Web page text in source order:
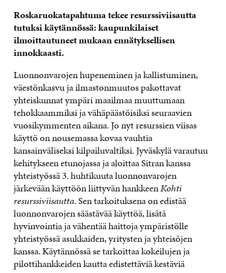
Roskaruokatapahtuma tekee resurssiviisautta
tutuksi käytännössä: kaupunkilaiset
ilmoittautuneet mukaan ennätyksellisen
innokkaasti.
Luonnonvarojen hupeneminen ja kallistuminen,
väestönkasvu ja ilmastonmuutos pakottavat
yhteiskunnat ympäri maailmaa muuttumaan
tehokkaammiksi ja vähäpäästöisiksi seuraavien
vuosikymmenten aikana. Jo nyt resurssien viisas
käyttö on nousemassa kovaa vauhtia
kansainväliseksi kilpailuvaltiksi. Jyväskylä varautuu
kehitykseen etunojassa ja aloittaa Sitran kanssa
yhteistyössä 3. huhtikuuta luonnonvarojen
järkevään käyttöön liittyvän hankkeenKohti
resurssiviisautta. Sen tarkoituksena on edistää
luonnonvarojen säästävää käyttöä, lisätä
hyvinvointia ja vähentää haittoja ympäristölle
yhteistyössä asukkaiden, yritysten ja yhteisöjen
kanssa. Käytännössä se tarkoittaa kokeilujen ja
pilottihankkeiden kautta edistettäviä kestäviä